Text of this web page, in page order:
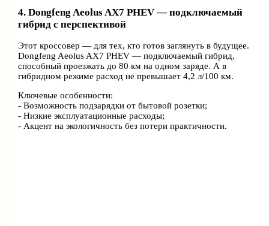
4. Dongfeng Aeolus AX7 PHEV — подключаемый
гибрид с перспективой
Этот кроссовер — для тех, кто готов заглянуть в будущее.
Dongfeng Aeolus AX7 PHEV — подключаемый гибрид,
способный проезжать до 80 км на одном заряде. А в
гибридном режиме расход не превышает 4,2 л/100 км.
Ключевые особенности:
- Возможность подзарядки от бытовой розетки;
- Низкие эксплуатационные расходы;
- Акцент на экологичность без потери практичности.